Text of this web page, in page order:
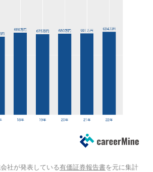
社が発表している有価証券報告書を元に集計